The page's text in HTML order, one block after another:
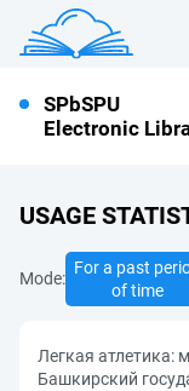
SPbSPU
Electronic
USAGE
Mode:
For a past
of time
Легкая атлетика:
Башкирский